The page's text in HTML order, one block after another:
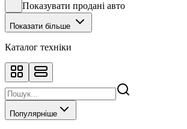
Показувати продані авто
Показати більше
Каталог техніки
Популярніше